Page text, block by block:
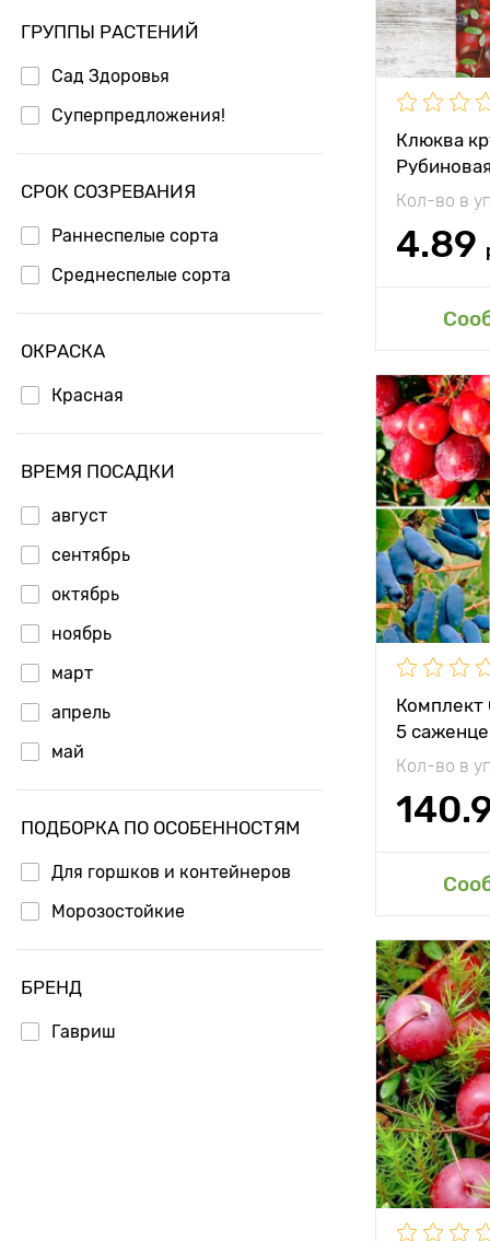
ГРУППЫ РАСТЕНИЙ
Сад Здоровья
Суперпредложения!
СРОК СОЗРЕВАНИЯ
Раннеспелые сорта
Среднеспелые сорта
ОКРАСКА
Красная
ВРЕМЯ ПОСАДКИ
август
сентябрь
октябрь
ноябрь
март
апрель
май
июнь
ПОДБОРКА ПО ОСОБЕННОСТЯМ
Для горшков и контейнеров
Морозостойкие
БРЕНД
Гавриш
Клюква
Кол-во в
4.89
Урожайность
Комплект
5
Кол-во в
Высота
Растояние
растениями
Вес плода
Длина плода
Высота
Растояние
растениями